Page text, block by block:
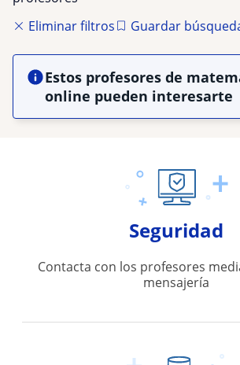
Eliminar filtros
Guardar
Estos profesores de
online pueden interesarte
Seguridad
Contacta con los profesores
mensajería